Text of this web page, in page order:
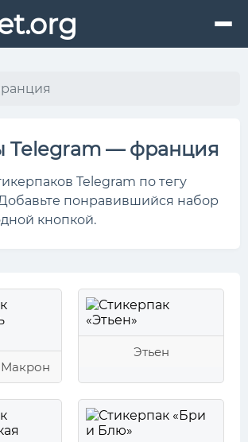
Telegram — франция
Telegram по тегу
понравившийся набор
кнопкой.
Этьен